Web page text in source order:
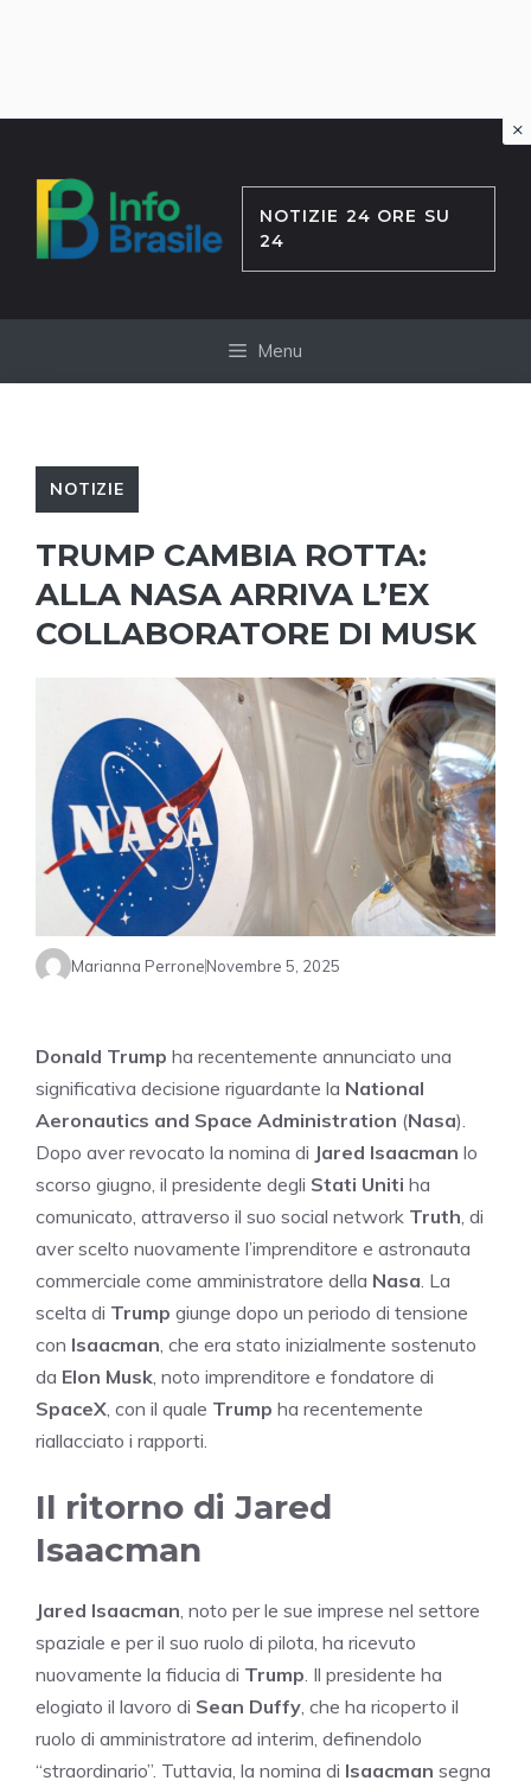
contenuto
NOTIZIE 24 ORE SU
24
Menu
NOTIZIE
TRUMP CAMBIA ROTTA:
ALLA NASA ARRIVA L’EX
COLLABORATORE DI MUSK
Marianna PerroneNovembre 5, 2025
Donald Trump ha recentemente annunciato una
significativa decisione riguardante la National
Aeronautics and Space Administration (Nasa).
Dopo aver revocato la nomina di Jared Isaacman lo
scorso giugno, il presidente degli Stati Uniti ha
comunicato, attraverso il suo social network Truth, di
aver scelto nuovamente l’imprenditore e astronauta
commerciale come amministratore della Nasa. La
scelta di Trump giunge dopo un periodo di tensione
con Isaacman, che era stato inizialmente sostenuto
da Elon Musk, noto imprenditore e fondatore di
SpaceX, con il quale Trump ha recentemente
riallacciato i rapporti.
Il ritorno di Jared
Isaacman
Jared Isaacman, noto per le sue imprese nel settore
spaziale e per il suo ruolo di pilota, ha ricevuto
nuovamente la fiducia di Trump. Il presidente ha
elogiato il lavoro di Sean Duffy, che ha ricoperto il
ruolo di amministratore ad interim, definendolo
“straordinario”. Tuttavia, la nomina di Isaacman segna
×